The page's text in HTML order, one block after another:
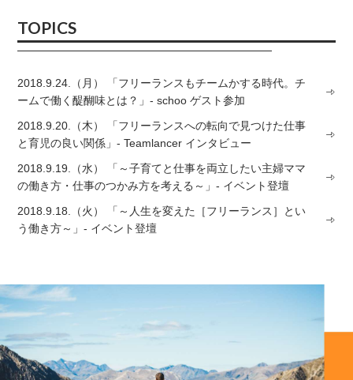
TOPICS
2018.9.24.（月） 「フリーランスもチームかする時代。チ
ームで働く醍醐味とは？」- schoo ゲスト参加
2018.9.20.（木） 「フリーランスへの転向で見つけた仕事
と育児の良い関係」- Teamlancer インタビュー
2018.9.19.（水） 「～子育てと仕事を両立したい主婦ママ
の働き方・仕事のつかみ方を考える～」- イベント登壇
2018.9.18.（火） 「～人生を変えた［フリーランス］とい
う働き方～」- イベント登壇